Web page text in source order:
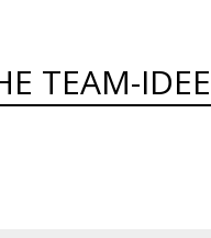
TEAM-